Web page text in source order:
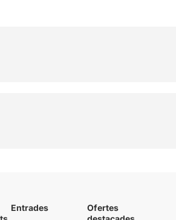
Entrades
Ofertes